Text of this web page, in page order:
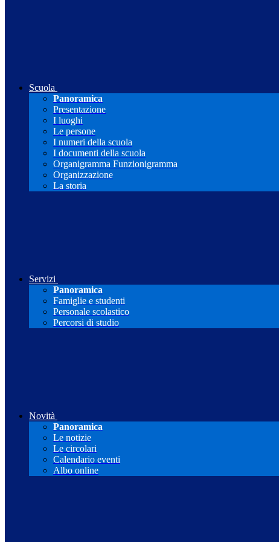
Scuola
Panoramica
Presentazione
I luoghi
Le persone
I numeri della scuola
I documenti della scuola
Organigramma Funzionigramma
Organizzazione
La storia
Servizi
Panoramica
Famiglie e studenti
Personale scolastico
Percorsi di studio
Novità
Panoramica
Le notizie
Le circolari
Calendario eventi
Albo online